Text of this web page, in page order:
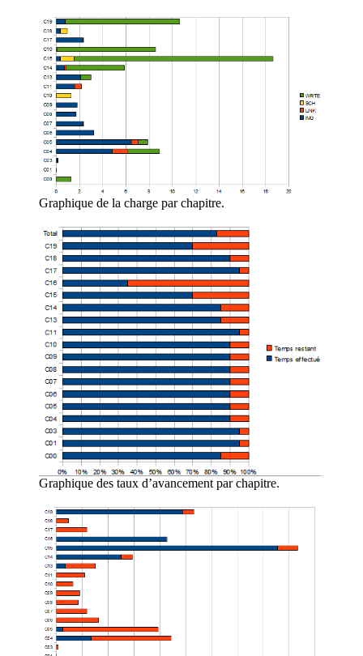
Graphique de la charge par chapitre.
Graphique des taux d’avancement par chapitre.